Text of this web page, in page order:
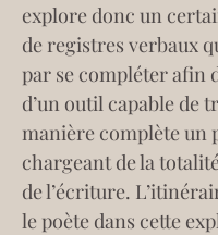
explore donc un
de registres verbaux
par se compléter afin
d’un outil capable de
manière complète un
chargeant de la
de l’écriture.
le poète dans cette